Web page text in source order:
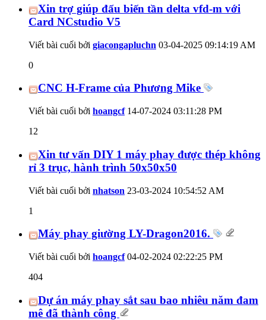
Xin trợ giúp đấu biến tần delta vfd-m với
Card NCstudio V5
Viết bài cuối bởi giacongapluchn 03-04-2025 09:14:19 AM
0
CNC H-Frame của Phương Mike
Viết bài cuối bởi hoangcf14-07-2024 03:11:28 PM
12
Xin tư vấn DIY 1 máy phay được thép không
rỉ 3 trục, hành trình 50x50x50
Viết bài cuối bởi nhatson 23-03-2024 10:54:52 AM
1
Máy phay giường LY-Dragon2016.
Viết bài cuối bởi hoangcf04-02-2024 02:22:25 PM
404
Dự án máy phay sắt sau bao nhiêu năm đam
mê đã thành công